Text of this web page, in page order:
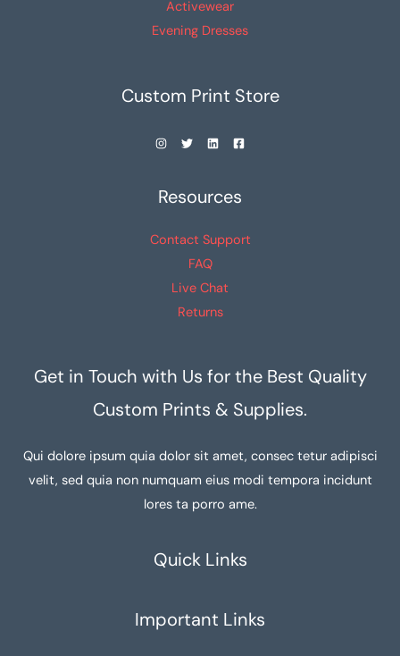
Activewear
Evening Dresses
Custom Print Store
Resources
Contact Support
FAQ
Live Chat
Returns
Get in Touch with Us for the Best Quality
Custom Prints & Supplies.
Qui dolore ipsum quia dolor sit amet, consec tetur adipisci
velit, sed quia non numquam eius modi tempora incidunt
lores ta porro ame.
Quick Links
Important Links